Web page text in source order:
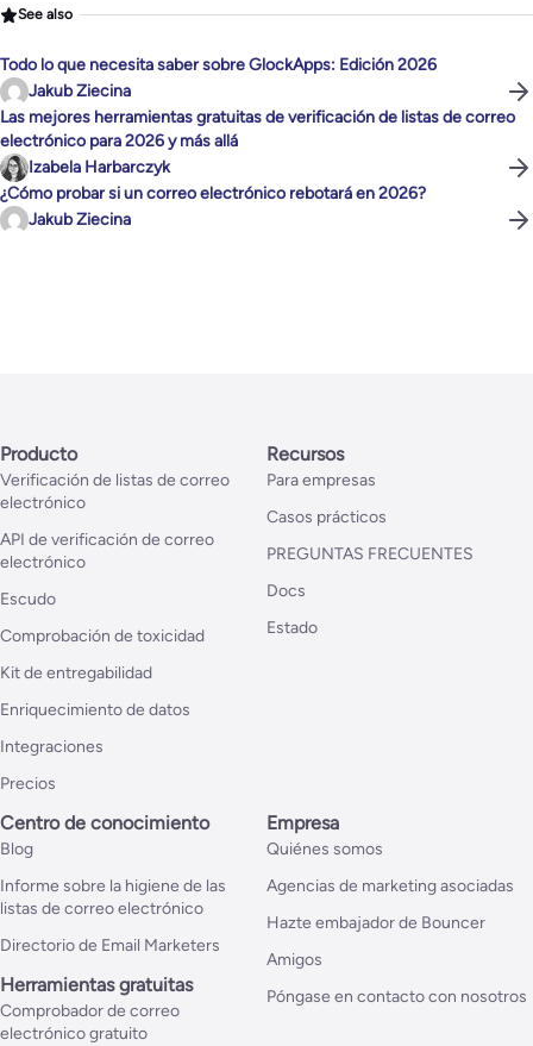
See also
Todo lo que necesita saber sobre GlockApps: Edición 2026
Jakub Ziecina
Las mejores herramientas gratuitas de verificación de listas de correo
electrónico para 2026 y más allá
Izabela Harbarczyk
¿Cómo probar si un correo electrónico rebotará en 2026?
Jakub Ziecina
Producto
Verificación de listas de correo
electrónico
API de verificación de correo
electrónico
Escudo
Comprobación de toxicidad
Kit de entregabilidad
Enriquecimiento de datos
Integraciones
Precios
Recursos
Para empresas
Casos prácticos
PREGUNTAS FRECUENTES
Docs
Estado
Centro de conocimiento
Blog
Informe sobre la higiene de las
listas de correo electrónico
Directorio de Email Marketers
Herramientas gratuitas
Comprobador de correo
electrónico gratuito
Empresa
Quiénes somos
Agencias de marketing asociadas
Hazte embajador de Bouncer
Amigos
Póngase en contacto con nosotros